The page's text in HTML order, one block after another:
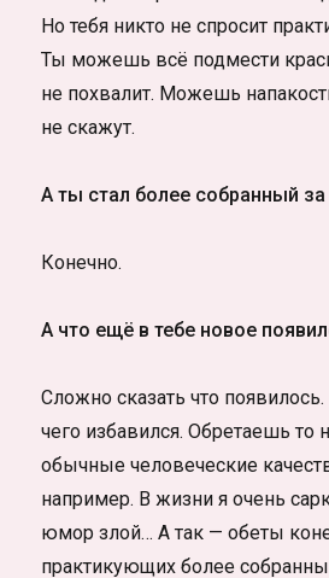
Но тебя никто не спросит
Ты можешь всё подмести
не похвалит. Можешь
не скажут.
А ты стал более собранный за
Конечно.
А что ещё в тебе новое
Сложно сказать что появилось.
чего избавился. Обретаешь то
обычные человеческие
например. В жизни я очень
юмор злой… А так — обеты
практикующих более